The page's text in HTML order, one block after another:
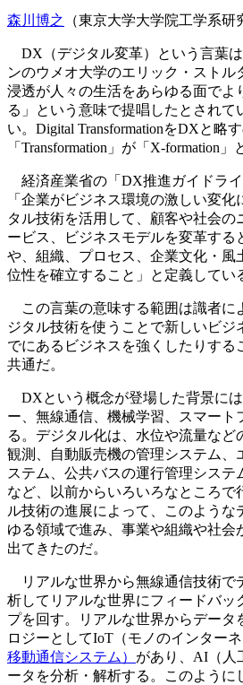
森川博之 （東京大学大学院工学系研
DX（デジタル変革）という言葉
ンのウメオ大学のエリック・スト
浸透が人々の生活をあらゆる面でよ
る」という意味で提唱したとされて
い。Digital TransformationをDXと略す
「Transformation」が「X-formation」
経済産業省の「DX推進ガイドライ
「企業がビジネス環境の激しい変
タル技術を活用して、顧客や社会の
ービス、ビジネスモデルを変革する
や、組織、プロセス、企業文化・風
位性を確立すること」と定義してい
この言葉の意味する範囲は識者に
ジタル技術を使うことで新しいビジ
でにあるビジネスを強くしたりする
共通だ。
DXという概念が登場した背景に
ー、無線通信、機械学習、スマート
る。デジタル化は、水位や流量など
観測、自動販売機の管理システム、
ステム、公共バスの運行管理システ
など、以前からいろいろなところで
ル技術の進展によって、このような
ゆる領域で進み、事業や組織や社会
出てきたのだ。
リアルな世界から無線通信技術で
析してリアルな世界にフィードバッ
プを回す。リアルな世界からデータ
ロジーとしてIoT（モノのインターネ
移動通信システム） があり、AI（人
ータを分析・解析する。このように